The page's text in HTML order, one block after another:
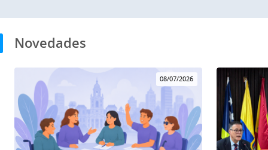
Novedades
08/07/2026